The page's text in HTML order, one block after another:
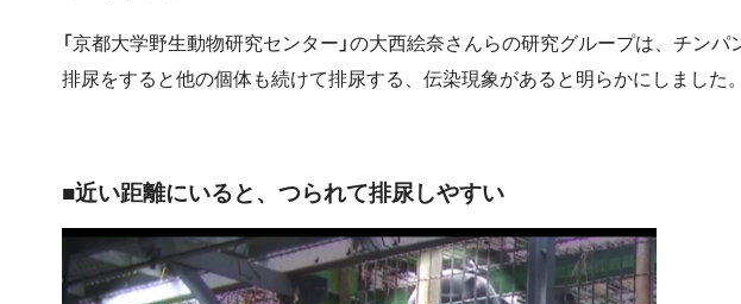
「京都大学野生動物研究センター」の大西絵奈さんらの研究グループは、チン
排尿をすると他の個体も続けて排尿する、伝染現象があると明らかにしました。
■近い距離にいると、つられて排尿しやすい